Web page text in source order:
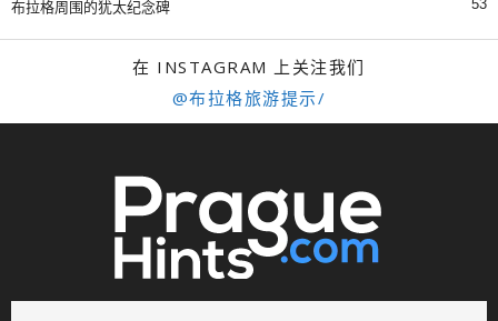
布拉格周围的犹太纪念碑 53
在 INSTAGRAM 上关注我们
@布拉格旅游提示/